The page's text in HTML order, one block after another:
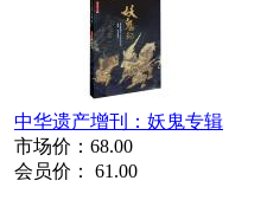
中华遗产增刊：妖鬼专辑
市场价： 68.00
会员价： 61.00